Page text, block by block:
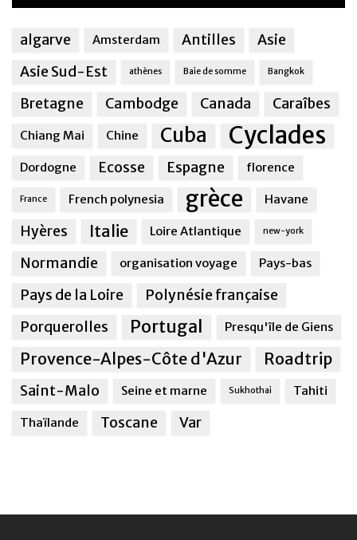
algarve Amsterdam Antilles
Asie
Asie Sud-Est
athènes Baie de somme Bangkok
Bretagne Cambodge Canada Caraîbes
Chiang Mai Chine Cuba Cyclades
Dordogne Ecosse Espagne florence
France French polynesia grèce Havane
Hyères Italie Loire Atlantique new-york
Normandie organisation voyage Pays-bas
Pays de la Loire
Polynésie française
Porquerolles
Portugal Presqu'île de Giens
Provence-Alpes-Côte d'Azur Roadtrip
Saint-Malo Seine et marne Sukhothai Tahiti
Thaïlande Toscane Var